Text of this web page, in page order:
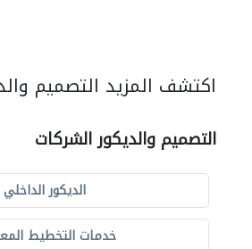
اكتشف المزيد التصميم
التصميم والديكور الشركات
الديكور الداخلي
خدمات التخطيط